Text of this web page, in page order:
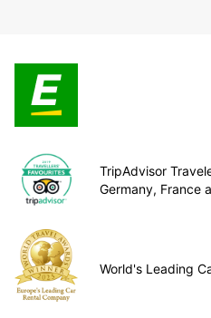
TripAdvisor
Germany, France
World's Leading